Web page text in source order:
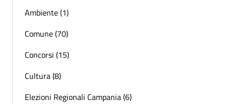
Ambiente (1)
Comune (70)
Concorsi (15)
Cultura (8)
Elezioni Regionali Campania (6)